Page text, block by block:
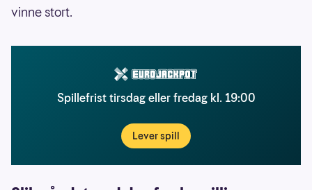
vinne stort.
Spillefrist tirsdag eller fredag kl. 19:00
Lever spill